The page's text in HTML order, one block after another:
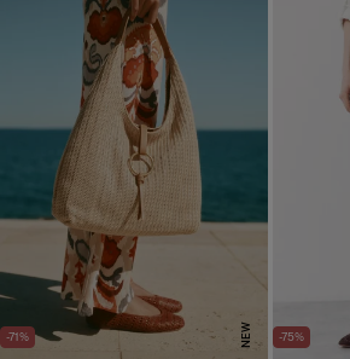
-71% NEW -75%